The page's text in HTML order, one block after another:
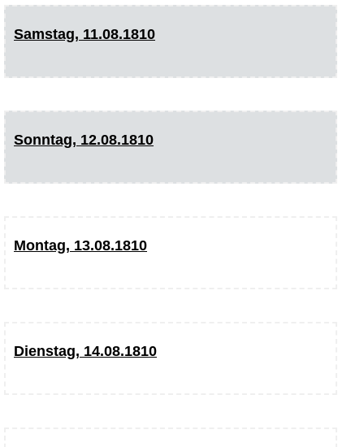
Samstag, 11.08.1810
Sonntag, 12.08.1810
Montag, 13.08.1810
Dienstag, 14.08.1810